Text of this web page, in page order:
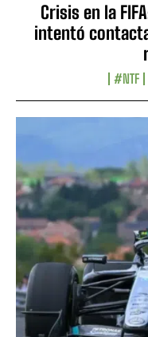
Crisis en la
intentó
#NTF